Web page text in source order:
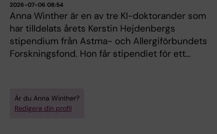
2026-07-06 08:54
Anna Winther är en av tre KI-doktorander som
har tilldelats årets Kerstin Hejdenbergs
stipendium från Astma- och Allergiförbundets
Forskningsfond. Hon får stipendiet för ett…
Är du Anna Winther?
Redigera din profil